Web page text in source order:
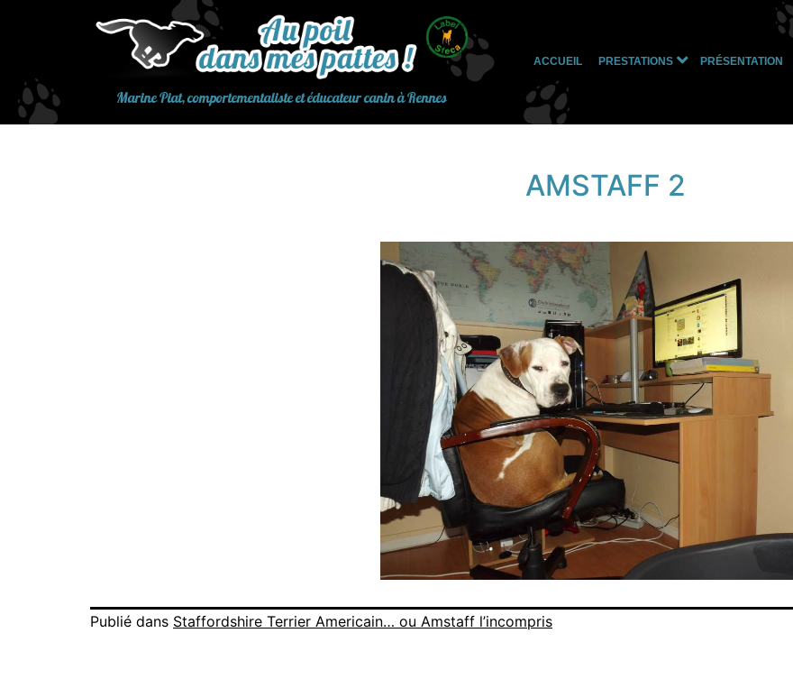
contenu
Marine Piat, comportementaliste et éducateur canin à Rennes
ACCUEIL PRESTATIONS
Ouvrir
menu
PRÉSENTATION
AMSTAFF 2
Publié dans Staffordshire Terrier Americain… ou Amstaff l’incompris